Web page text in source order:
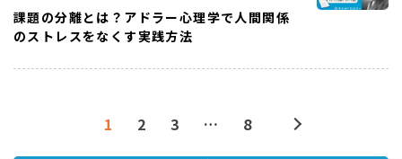
課題の分離とは？アドラー心理学で人間関係
のストレスをなくす実践方法
1 2 3 … 8